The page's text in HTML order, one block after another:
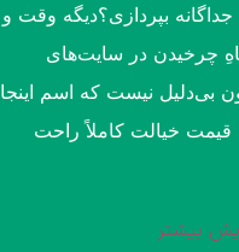
بپردازی؟​دیگه وقت و
چرخیدن در سایت‌های
بی‌دلیل نیست که اسم اینجا
قیمت خیالت کاملاً راحت
بیشتر